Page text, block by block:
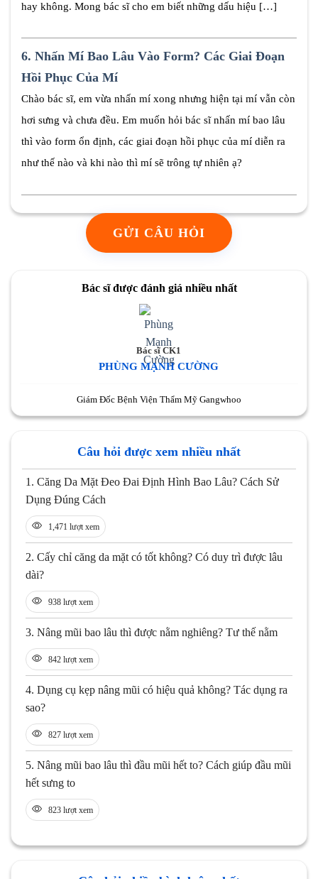
hay không. Mong bác sĩ cho em biết những dấu hiệu […]
6. Nhấn Mí Bao Lâu Vào Form? Các Giai Đoạn
Hồi Phục Của Mí
Chào bác sĩ, em vừa nhấn mí xong nhưng hiện tại mí vẫn còn
hơi sưng và chưa đều. Em muốn hỏi bác sĩ nhấn mí bao lâu
thì vào form ổn định, các giai đoạn hồi phục của mí diễn ra
như thế nào và khi nào thì mí sẽ trông tự nhiên ạ?
GỬI CÂU HỎI
Bác sĩ được đánh giá nhiều nhất
Bác sĩ CK1
PHÙNG MẠNH CƯỜNG
Giám Đốc Bệnh Viện Thẩm Mỹ Gangwhoo
Câu hỏi được xem nhiều nhất
1. Căng Da Mặt Đeo Đai Định Hình Bao Lâu? Cách Sử
Dụng Đúng Cách
1,471 lượt xem
2. Cấy chỉ căng da mặt có tốt không? Có duy trì được lâu
dài?
938 lượt xem
3. Nâng mũi bao lâu thì được nằm nghiêng? Tư thế nằm
842 lượt xem
4. Dụng cụ kẹp nâng mũi có hiệu quả không? Tác dụng ra
sao?
827 lượt xem
5. Nâng mũi bao lâu thì đầu mũi hết to? Cách giúp đầu mũi
hết sưng to
823 lượt xem